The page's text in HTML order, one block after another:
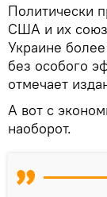
Политически
США и их
Украине
без особого
отмечает
А вот с
наоборот.